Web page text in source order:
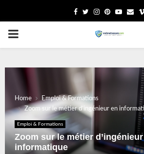
Facebook
TwitterInstagram
Pinterest
PRIMARY
Home
Emploi & Formations
Zoom sur le métier d’ingénieur en
Emploi & Formations
Zoom sur le métier
informatique